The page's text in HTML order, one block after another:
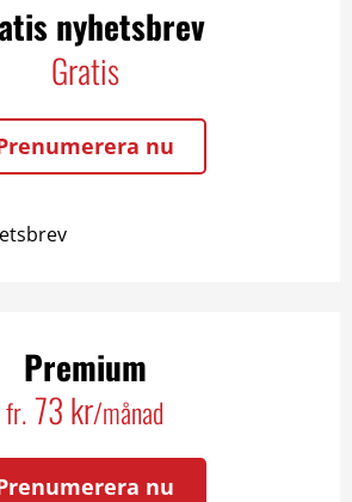
nyhetsbrev
Gratis
nu
Premium
fr. 73 kr/månad
nu